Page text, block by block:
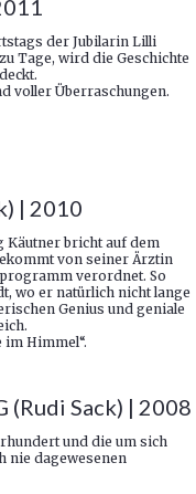
der Jubilarin Lilli
Tage, wird die Geschichte
voller Überraschungen.
| 2010
bricht auf dem
von seiner Ärztin
verordnet. So
wo er natürlich nicht lange
Genius und geniale
Himmel“.
(Rudi Sack) | 2008
und die um sich
nie dagewesenen